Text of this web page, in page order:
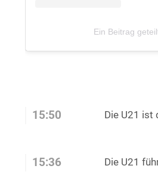
Ein Beitrag
15:50 Die U21 ist
15:36 Die U21